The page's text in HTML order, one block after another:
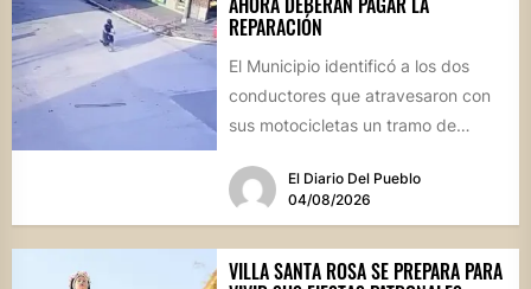
REPARACIÓN
El Municipio identificó a los dos
conductores que atravesaron con
sus motocicletas un tramo de
calle...
El Diario Del Pueblo
04/08/2026
VILLA SANTA ROSA SE PREPARA PARA